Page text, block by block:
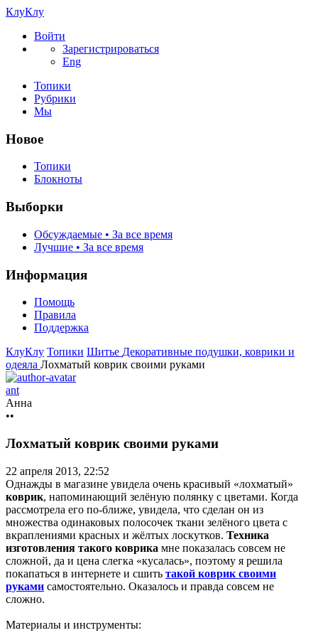
КлуКлу
Войти
Зарегистрироваться
Eng
Топики
Рубрики
Мы
Новое
Топики
Блокноты
Выборки
Обсуждаемые • За все время
Лучшие • За все время
Информация
Помощь
Правила
Поддержка
КлуКлу Топики Шитье Декоративные подушки, коврики и
одеяла Лохматый коврик своими руками
ant
Анна
••
Лохматый коврик своими руками
22 апреля 2013, 22:52
Однажды в магазине увидела очень красивый «лохматый»
коврик, напоминающий зелёную полянку с цветами. Когда
рассмотрела его по-ближе, увидела, что сделан он из
множества одинаковых полосочек ткани зелёного цвета с
вкраплениями красных и жёлтых лоскутков. Техника
изготовления такого коврика мне показалась совсем не
сложной, да и цена слегка «кусалась», поэтому я решила
покапаться в интернете и сшить такой коврик своими
руками самостоятельно. Оказалось и правда совсем не
сложно.
Материалы и инструменты: